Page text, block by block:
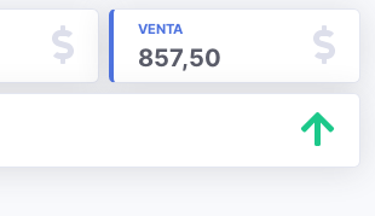
VENTA
857,50